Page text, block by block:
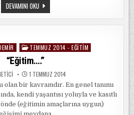
DEVAMINI OKUNASIL
BIR
EĞITIM?
TEMMUZ 2014 - EĞITIM
“Eğitim….”
1 TEMMUZ 2014
olan bir kavramdır. En genel tanımı
kendi yaşantısı yoluyla ve kasıtlı
(eğitimin amaçlarına uygun)